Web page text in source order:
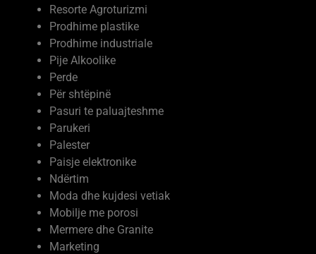
Prodhime plastike
Prodhime industriale
Pije Alkoolike
Perde
Për shtëpinë
Pasuri te paluajteshme
Parukeri
Palester
Paisje elektronike
Ndërtim
Moda dhe kujdesi vetiak
Mobilje me porosi
Mermere dhe Granite
Marketing
Makina me qera